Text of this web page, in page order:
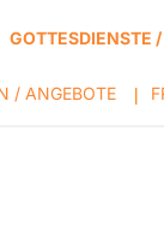
GOTTESDIENSTE
/ ANGEBOTE |